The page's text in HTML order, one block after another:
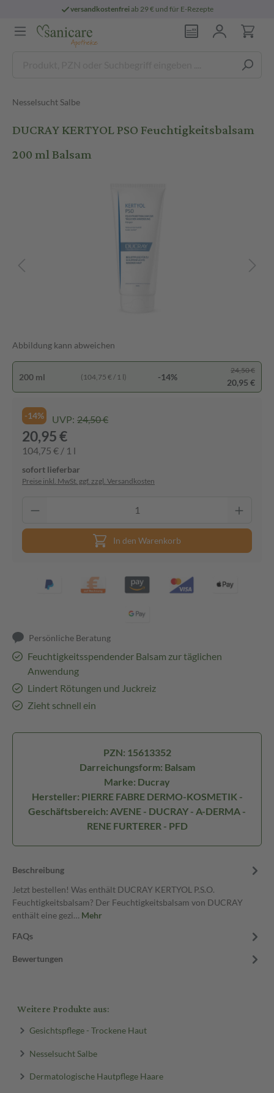
versandkostenfreiab 29 € und für E-Rezepte
Nesselsucht Salbe
DUCRAY KERTYOL PSO Feuchtigkeitsbalsam
200 ml Balsam
Abbildung kann abweichen
200 ml (104,75 € / 1 l) -14%
24,50 €
20,95 €
-14% UVP: 24,50 €
20,95 €
104,75 € / 1 l
sofort lieferbar
Preise inkl. MwSt. ggf. zzgl. Versandkosten
In den Warenkorb
Persönliche Beratung
Feuchtigkeitsspendender Balsam zur täglichen
Anwendung
Lindert Rötungen und Juckreiz
Zieht schnell ein
PZN: 15613352
Darreichungsform: Balsam
Marke: Ducray
Hersteller: PIERRE FABRE DERMO-KOSMETIK -
Geschäftsbereich: AVENE - DUCRAY - A-DERMA -
RENE FURTERER - PFD
Beschreibung
Jetzt bestellen! Was enthält DUCRAY KERTYOL P.S.O.
Feuchtigkeitsbalsam? Der Feuchtigkeitsbalsam von DUCRAY
enthält eine gezi… Mehr
FAQs
Bewertungen
Weitere Produkte aus:
Gesichtspflege - Trockene Haut
Nesselsucht Salbe
Dermatologische Hautpflege Haare